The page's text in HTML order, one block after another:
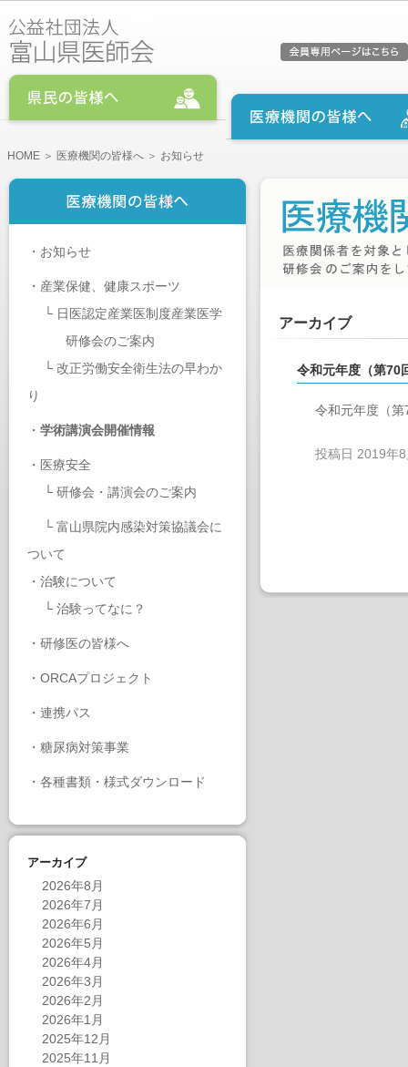
HOME ＞ 医療機関の皆様へ ＞ お知らせ
・ お知らせ
・ 産業保健、健康スポーツ
└ 日医認定産業医制度産業医学
研修会のご案内
└ 改正労働安全衛生法の早わか
り
・ 学術講演会開催情報
・ 医療安全
└ 研修会・講演会のご案内
└ 富山県院内感染対策協議会に
ついて
・ 治験について
└ 治験ってなに？
・ 研修医の皆様へ
・ ORCAプロジェクト
・ 連携パス
・ 糖尿病対策事業
・ 各種書類・様式ダウンロード
アーカイブ
2026年8月
2026年7月
2026年6月
2026年5月
2026年4月
2026年3月
2026年2月
2026年1月
2025年12月
2025年11月
アーカイブ
令和元年度（第70
令和元年度（
投稿日 2019年